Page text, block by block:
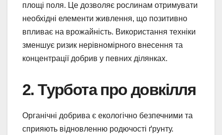
площі поля. Це дозволяє рослинам отримувати
необхідні елементи живлення, що позитивно
впливає на врожайність. Використання техніки
зменшує ризик нерівномірного внесення та
концентрації добрив у певних ділянках.
2. Турбота про довкілля
Органічні добрива є екологічно безпечними та
сприяють відновленню родючості ґрунту.